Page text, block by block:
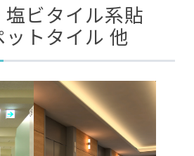
ビタイル系貼
ットタイル 他